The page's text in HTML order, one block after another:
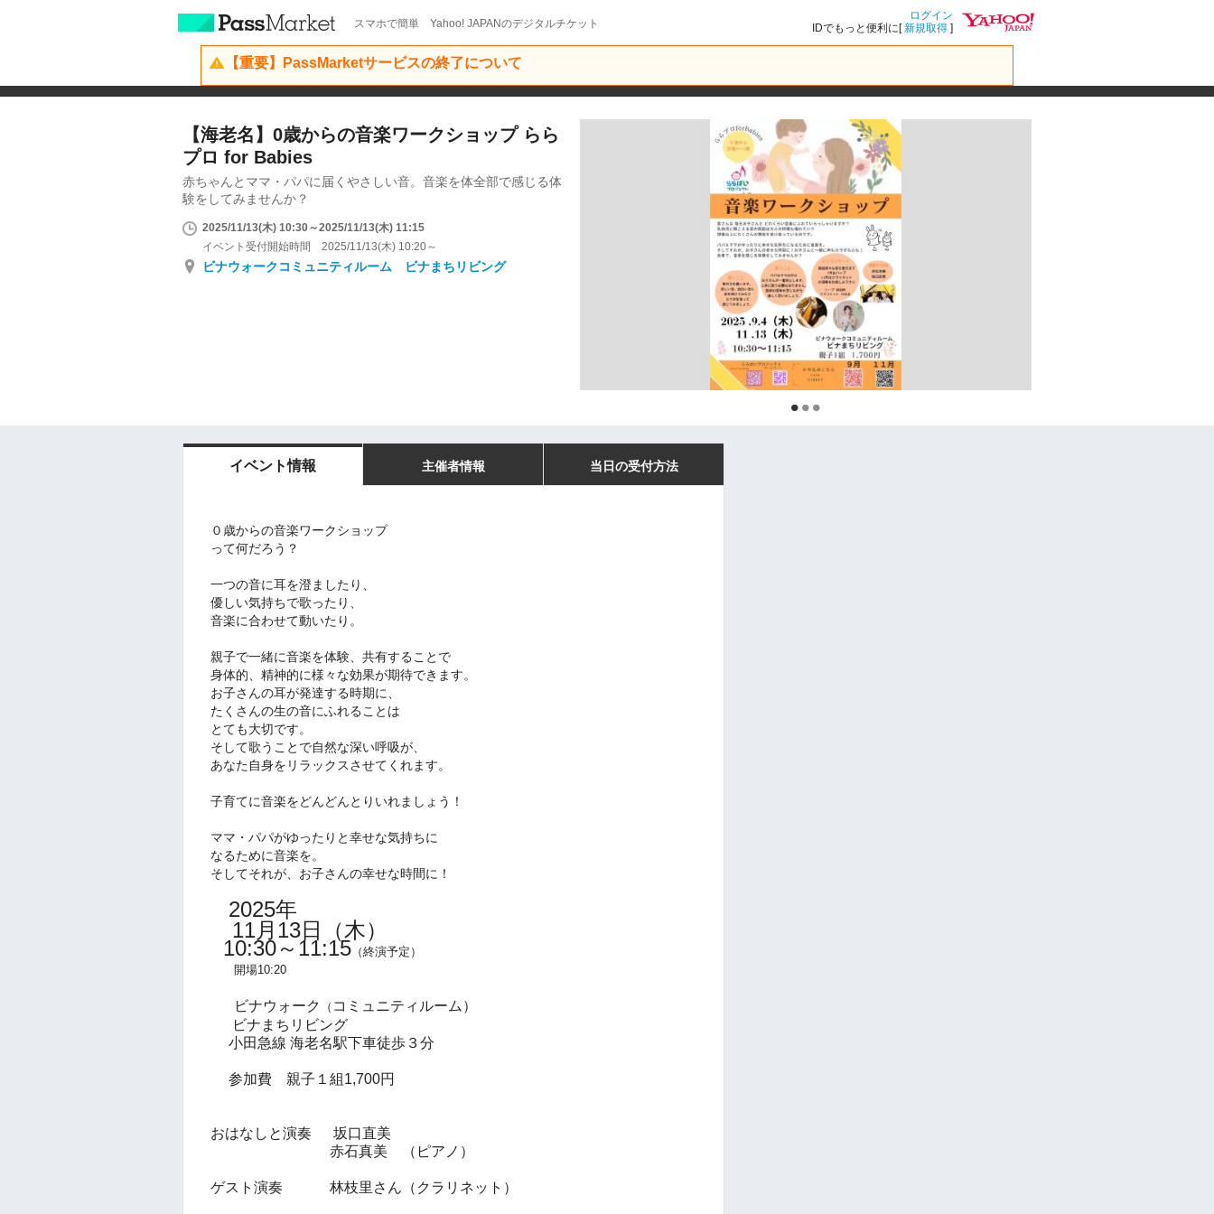
スマホで簡単 Yahoo! JAPANのデジタルチケット
ログイン
IDでもっと便利に[新規取得 ]
【重要】PassMarketサービスの終了について
【海老名】0歳からの音楽ワークショップ らら
プロ for Babies
赤ちゃんとママ・パパに届くやさしい音。音楽を体全部で感じる体
験をしてみませんか？
2025/11/13(木) 10:30～2025/11/13(木) 11:15
イベント受付開始時間 2025/11/13(木) 10:20～
ビナウォークコミュニティルーム ビナまちリビング
イベント情報 主催者情報 当日の受付方法
０歳からの音楽ワークショップ
って何だろう？
一つの音に耳を澄ましたり、
優しい気持ちで歌ったり、
音楽に合わせて動いたり。
親子で一緒に音楽を体験、共有することで
身体的、精神的に様々な効果が期待できます。
お子さんの耳が発達する時期に、
たくさんの生の音にふれることは
とても大切です。
そして歌うことで自然な深い呼吸が、
あなた自身をリラックスさせてくれます。
子育てに音楽をどんどんとりいれましょう！
ママ・パパがゆったりと幸せな気持ちに
なるために音楽を。
そしてそれが、お子さんの幸せな時間に！
2025年
11月13日
（木）
10:30～11:15 （終演予定）
開場10:20
ビナウォーク （ コミュニティルーム）
ビナまちリビング
小田急線 海老名駅下車徒歩３分
参加費 親子１組1,700円
おはなしと演奏 坂口直美
赤石真美 （ピアノ）
ゲスト演奏 林枝里さん（クラリネット ）